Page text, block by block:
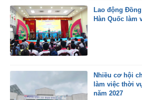
Lao động
Hàn Quốc làm
Nhiều cơ hội
làm việc thời
năm 2027